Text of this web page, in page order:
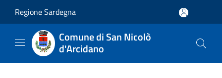
Regione Sardegna
Comune di San Nicolò
d'Arcidano